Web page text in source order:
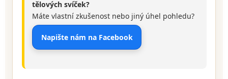
tělových svíček?
Máte vlastní zkušenost nebo jiný úhel pohledu?
Napište nám na Facebook